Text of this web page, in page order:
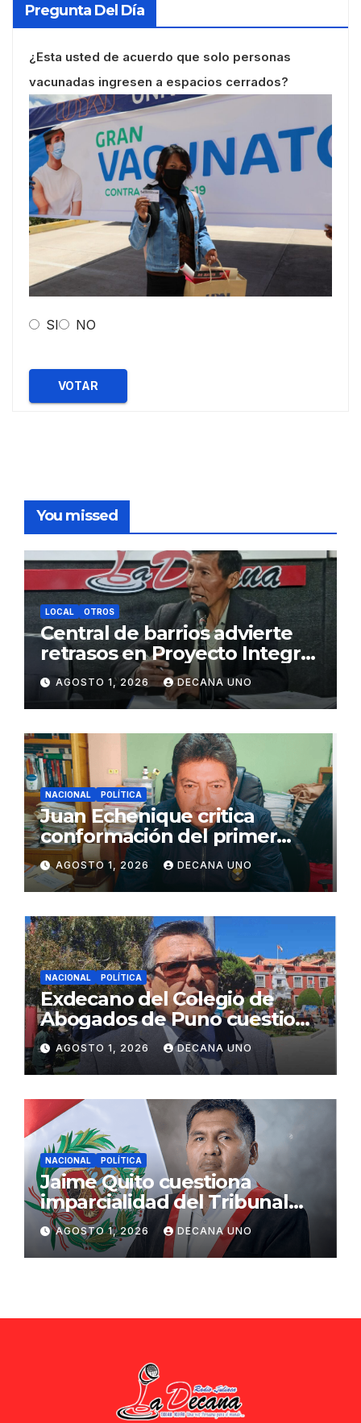
Pregunta Del Día
¿Esta usted de acuerdo que solo personas
vacunadas ingresen a espacios cerrados?
SI NO
VOTAR
You missed
LOCAL OTROS
Central de barrios advierte
retrasos en Proyecto Integral
de Agua y Alcantarillado para
Juliaca
AGOSTO 1, 2026 DECANA UNO
NACIONAL POLÍTICA
Juan Echenique critica
conformación del primer
gabinete ministerial de Keiko
Fujimori
AGOSTO 1, 2026 DECANA UNO
NACIONAL POLÍTICA
Exdecano del Colegio de
Abogados de Puno cuestiona
propuestas sobre seguridad
ciudadana
AGOSTO 1, 2026 DECANA UNO
NACIONAL POLÍTICA
Jaime Quito cuestiona
imparcialidad del Tribunal
Constitucional tras liberación
de Ollanta Humala
AGOSTO 1, 2026 DECANA UNO